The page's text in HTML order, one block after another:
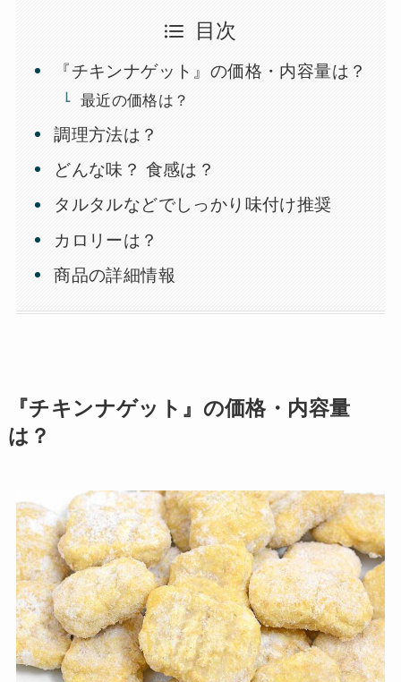
目次
『チキンナゲット』の価格・内容量は？
最近の価格は？
調理方法は？
どんな味？ 食感は？
タルタルなどでしっかり味付け推奨
カロリーは？
商品の詳細情報
『チキンナゲット』の価格・内容量
は？